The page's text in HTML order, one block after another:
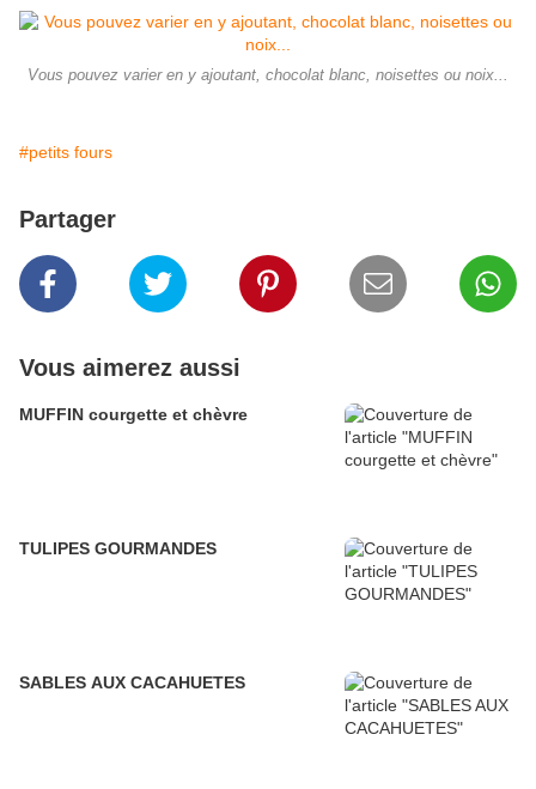
Vous pouvez varier en y ajoutant, chocolat blanc, noisettes ou noix...
#petits fours
Partager
Vous aimerez aussi
MUFFIN courgette et chèvre
TULIPES GOURMANDES
SABLES AUX CACAHUETES